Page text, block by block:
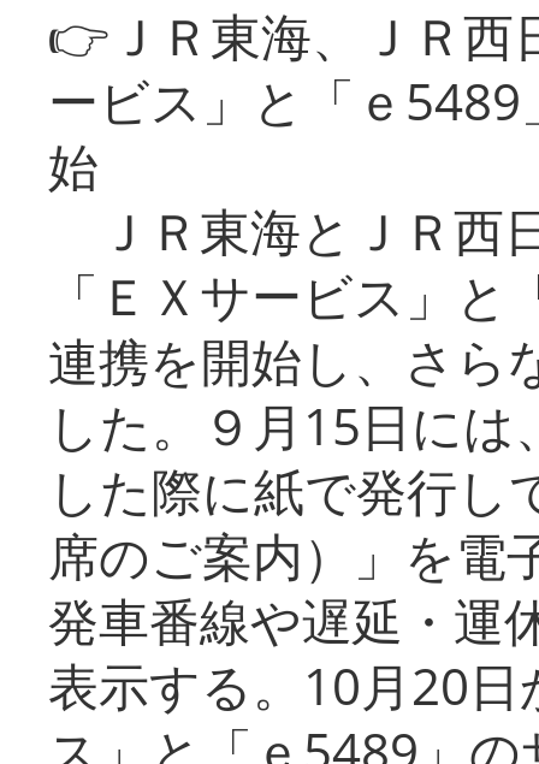
👉ＪＲ東海、ＪＲ
ービス」と「ｅ
始
ＪＲ東海とＪＲ西
「ＥＸサービス」
連携を開始し、さら
した。９月15日に
した際に紙で発行し
席のご案内）」を電
発車番線や遅延・運
表示する。10月20